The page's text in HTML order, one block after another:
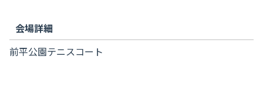
会場詳細
前平公園テニスコート